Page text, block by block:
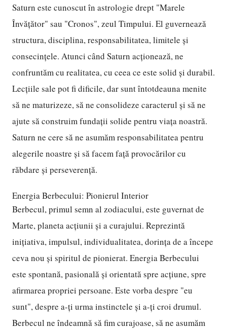
Saturn este cunoscut în astrologie drept "Marele
Învățător" sau "Cronos", zeul Timpului. El guvernează
structura, disciplina, responsabilitatea, limitele și
consecințele. Atunci când Saturn acționează, ne
confruntăm cu realitatea, cu ceea ce este solid și durabil.
Lecțiile sale pot fi dificile, dar sunt întotdeauna menite
să ne maturizeze, să ne consolideze caracterul și să ne
ajute să construim fundații solide pentru viața noastră.
Saturn ne cere să ne asumăm responsabilitatea pentru
alegerile noastre și să facem față provocărilor cu
răbdare și perseverență.
Energia Berbecului: Pionierul Interior
Berbecul, primul semn al zodiacului, este guvernat de
Marte, planeta acțiunii și a curajului. Reprezintă
inițiativa, impulsul, individualitatea, dorința de a începe
ceva nou și spiritul de pionierat. Energia Berbecului
este spontană, pasională și orientată spre acțiune, spre
afirmarea propriei persoane. Este vorba despre "eu
sunt", despre a-ți urma instinctele și a-ți croi drumul.
Berbecul ne îndeamnă să fim curajoase, să ne asumăm